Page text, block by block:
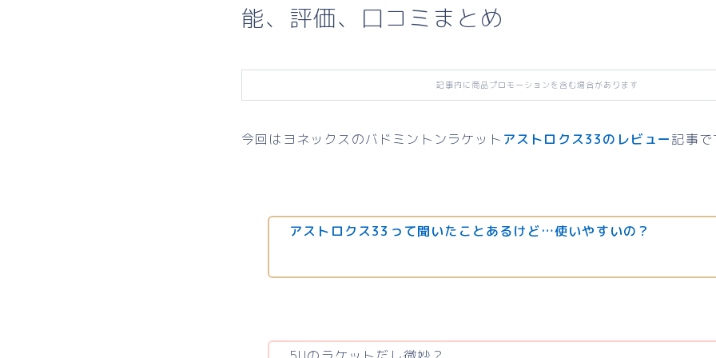
能、評価、口コミまとめ
記事内に商品プロモーションを含む場合があります
今回はヨネックスのバドミントンラケット アストロクス33のレビュー記事
アストロクス33って聞いたことあるけど…使いやすいの？